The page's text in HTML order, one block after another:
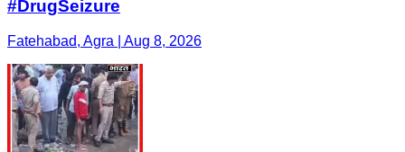
#DrugSeizure
Fatehabad, Agra | Aug 8, 2026